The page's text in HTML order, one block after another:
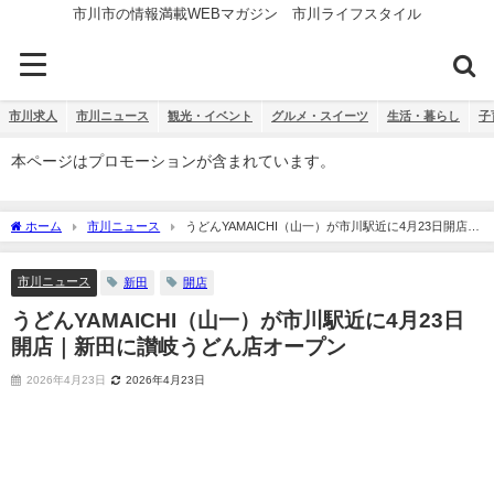
市川市の情報満載WEBマガジン 市川ライフスタイル
市川求人 市川ニュース 観光・イベント グルメ・スイーツ 生活・暮らし 子
本ページはプロモーションが含まれています。
ホーム 市川ニュース
うどんYAMAICHI（山一）が市川駅近に4月23日開店｜
新田に讃岐うどん店オープン
市川ニュース 新田 開店
うどんYAMAICHI（山一）が市川駅近に4月23日
開店｜新田に讃岐うどん店オープン
2026年4月23日 2026年4月23日